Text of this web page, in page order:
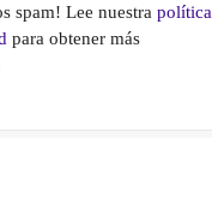
spam! Lee nuestrapolítica
para obtener más